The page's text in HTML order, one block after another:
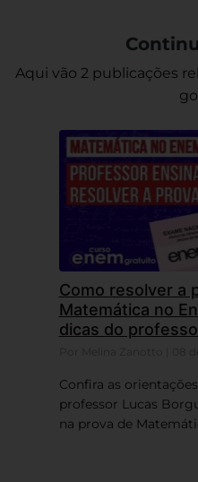
Aqui vão 2 publicações
Como resolver a
Matemática no
dicas do
Confira as
professor Lucas
na prova de